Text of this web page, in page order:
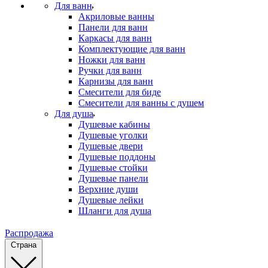
Для ванн
Акриловые ванны
Панели для ванн
Каркасы для ванн
Комплектующие для ванн
Ножки для ванн
Ручки для ванн
Карнизы для ванн
Смесители для биде
Смесители для ванны с душем
Для душа
Душевые кабины
Душевые уголки
Душевые двери
Душевые поддоны
Душевые стойки
Душевые панели
Верхние души
Душевые лейки
Шланги для душа
Распродажа
Страна